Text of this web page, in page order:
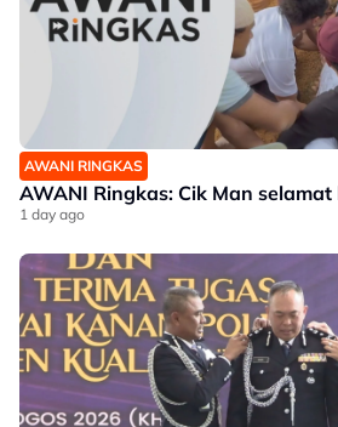
AWANI RINGKAS
AWANI Ringkas: Cik Man
1 day ago